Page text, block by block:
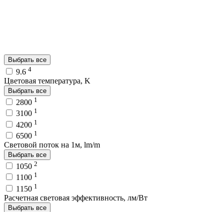
Выбрать все
9.6 4
Цветовая температура, K
Выбрать все
2800 1
3100 1
4200 1
6500 1
Световой поток на 1м, lm/m
Выбрать все
1050 2
1100 1
1150 1
Расчетная световая эффективность, лм/Вт
Выбрать все